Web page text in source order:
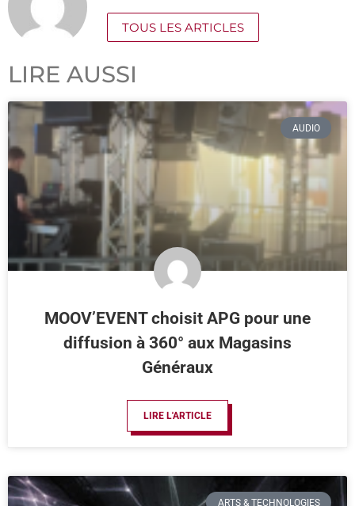
TOUS LES ARTICLES
LIRE AUSSI
AUDIO
MOOV’EVENT choisit APG pour une
diffusion à 360° aux Magasins
Généraux
LIRE L'ARTICLE
ARTS & TECHNOLOGIES